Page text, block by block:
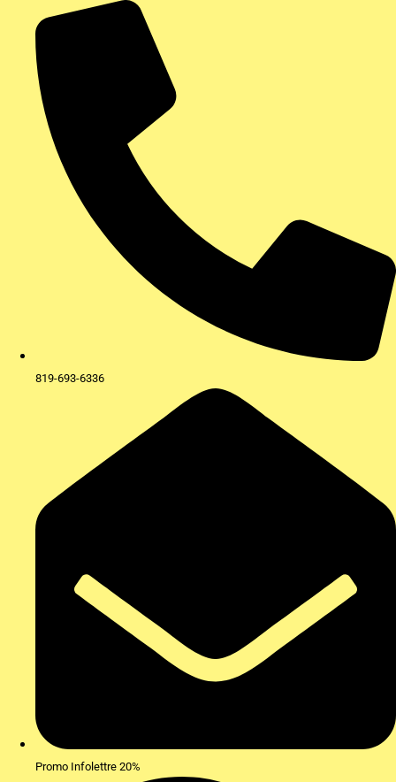
contenu
819-693-6336
Promo Infolettre 20%